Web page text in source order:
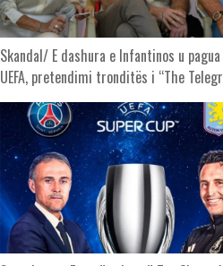
Skandal/ E dashura e Infantinos u
UEFA, pretendimi tronditës i “The